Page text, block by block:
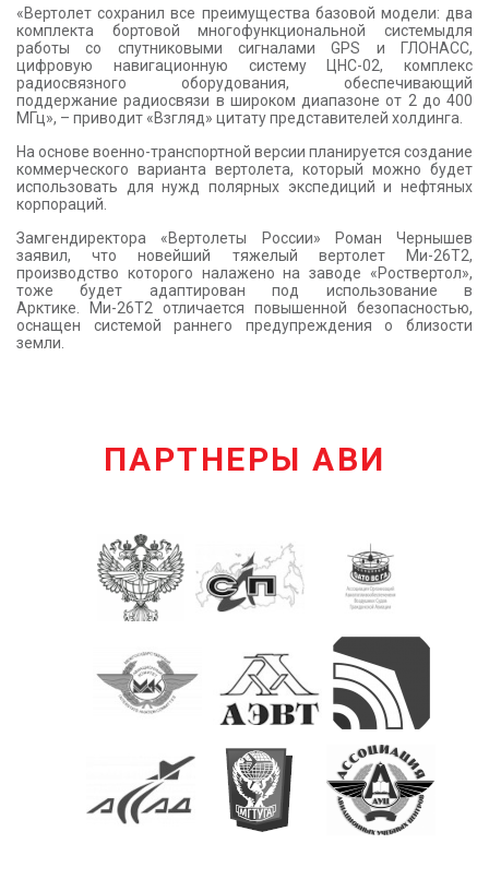
«Вертолет сохранил все преимущества базовой модели: два
комплекта бортовой многофункциональной системыдля
работы со спутниковыми сигналами GPS и ГЛОНАСС,
цифровую навигационную систему ЦНС-02, комплекс
радиосвязного оборудования, обеспечивающий
поддержание радиосвязи в широком диапазоне от 2 до 400
МГц», – приводит «Взгляд» цитату представителей холдинга.
На основе военно-транспортной версии планируется создание
коммерческого варианта вертолета, который можно будет
использовать для нужд полярных экспедиций и нефтяных
корпораций.
Замгендиректора «Вертолеты России» Роман Чернышев
заявил, что новейший тяжелый вертолет Ми-26Т2,
производство которого налажено на заводе «Роствертол»,
тоже будет адаптирован под использование в
Арктике. Ми-26Т2 отличается повышенной безопасностью,
оснащен системой раннего предупреждения о близости
земли.
ПАРТНЕРЫ АВИ